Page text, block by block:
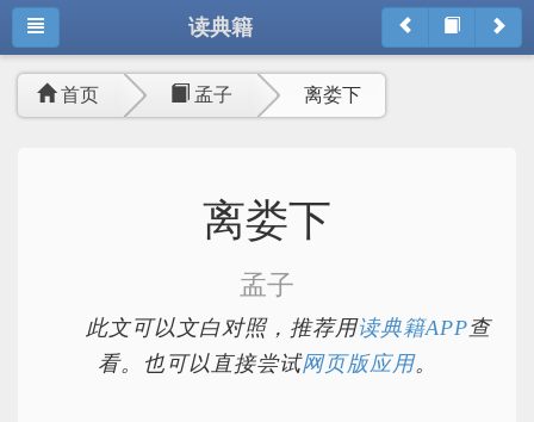
读典籍
首页 孟子 离娄下
离娄下
孟子
此文可以文白对照，推荐用读典籍APP查
看。也可以直接尝试网页版应用。